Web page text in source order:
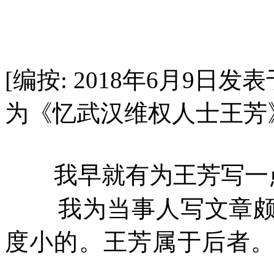
[编按: 2018年6月 9 日发
为《忆武汉维权人士王芳
我早就有为王芳写
我为当事人写文章
度小的。王芳属于后者